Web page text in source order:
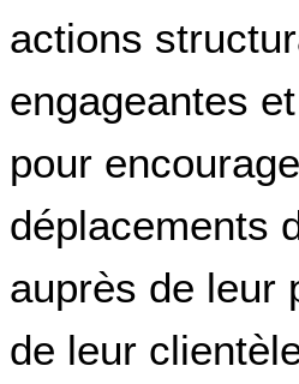
actions
engageantes
pour
déplacements
auprès de leur
de leur